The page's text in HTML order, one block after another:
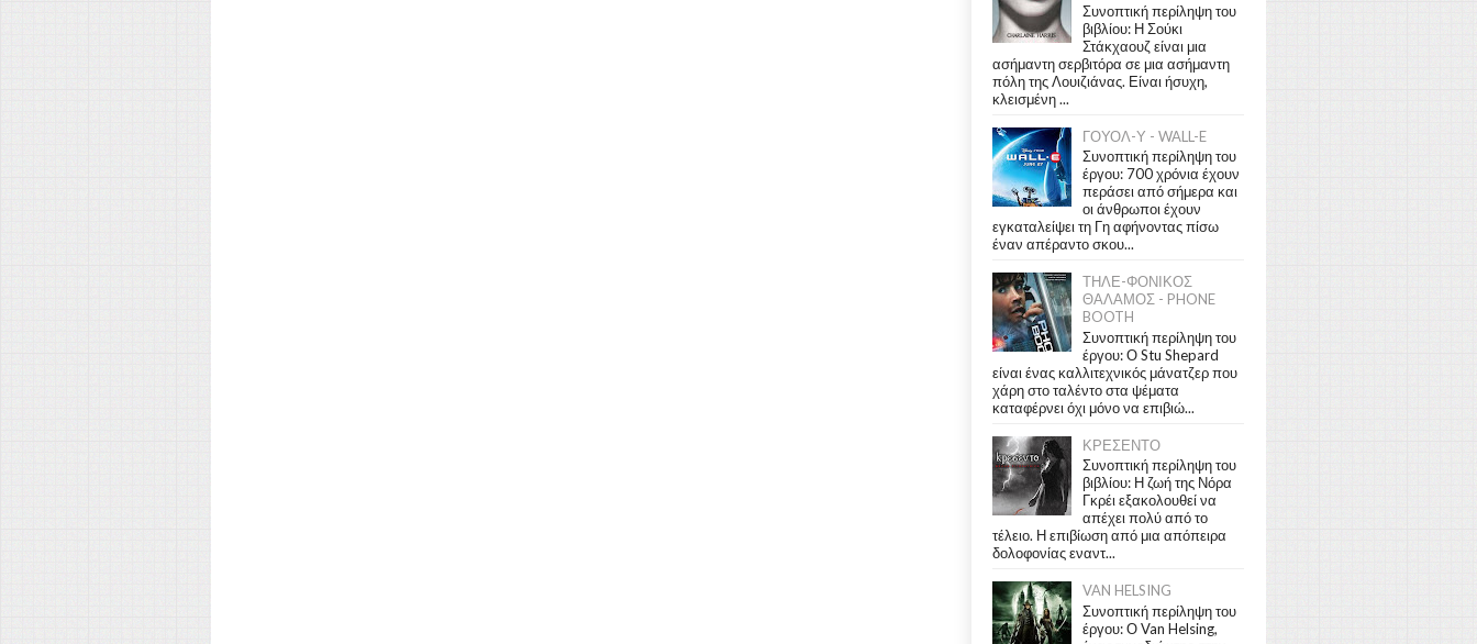
Συνοπτική περίληψη του
βιβλίου: Η Σούκι
Στάκχαουζ είναι μια
ασήμαντη σερβιτόρα σε μια ασήμαντη
πόλη της Λουιζιάνας. Είναι ήσυχη,
κλεισμένη ...
ΓΟΥΟΛ-Υ - WALL-E
Συνοπτική περίληψη του
έργου: 700 χρόνια έχουν
περάσει από σήμερα και
οι άνθρωποι έχουν
εγκαταλείψει τη Γη αφήνοντας πίσω
έναν απέραντο σκου...
ΤΗΛΕ-ΦΟΝΙΚΟΣ
ΘΑΛΑΜΟΣ - PHONE
BOOTH
Συνοπτική περίληψη του
έργου: Ο Stu Shepard
είναι ένας καλλιτεχνικός μάνατζερ που
χάρη στο ταλέντο στα ψέματα
καταφέρνει όχι μόνο να επιβιώ...
ΚΡΕΣΕΝΤΟ
Συνοπτική περίληψη του
βιβλίου: Η ζωή της Νόρα
Γκρέι εξακολουθεί να
απέχει πολύ από το
τέλειο. Η επιβίωση από μια απόπειρα
δολοφονίας εναντ...
VAN HELSING
Συνοπτική περίληψη του
έργου: Ο Van Helsing,